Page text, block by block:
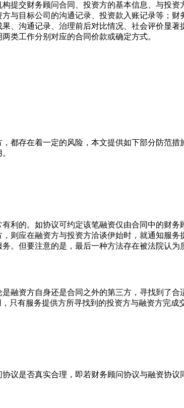
提交财务顾问合同、投资方的基本信息、与投
与目标公司的沟通记录、投资款入账记录等；
、沟通记录、治理前后对比情况、社会评价显
类工作分别对应的合同价款或确定方式。
都存在着一定的风险，本文提供如下部分防范
利的。如协议可约定该笔融资仅由合同中的财
则应在融资方与投资方洽谈伊始时，就通知服
。但要注意的是，最后一种方法存在被法院认
融资方自身还是合同之外的第三方，寻找到了
有服务提供方所寻找到的投资方与融资方完成
议是否真实合理，即若财务顾问协议与融资协